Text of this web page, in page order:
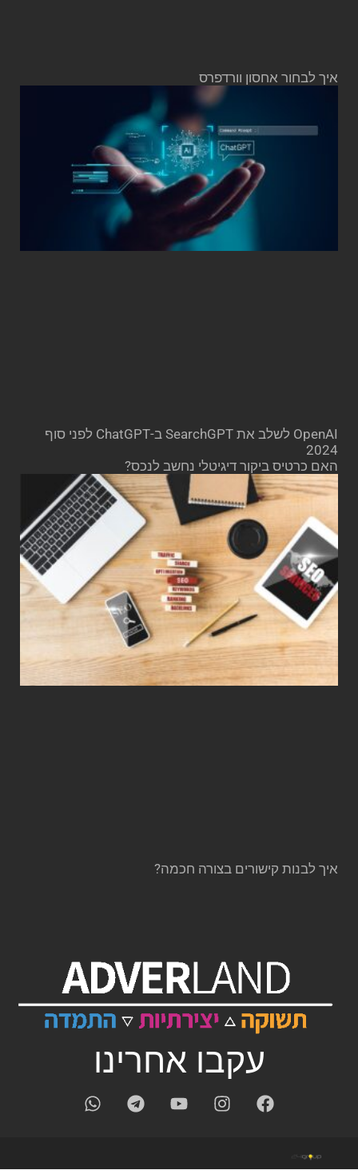
איך לבחור אחסון וורדפרס
OpenAI לשלב את SearchGPT ב-ChatGPT לפני סוף
2024
האם כרטיס ביקור דיגיטלי נחשב לנכס?
איך לבנות קישורים בצורה חכמה?
עקבו אחרינו